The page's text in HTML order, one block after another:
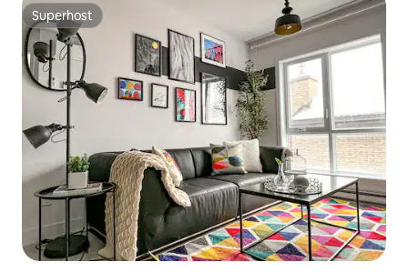
Superhost
Superhost